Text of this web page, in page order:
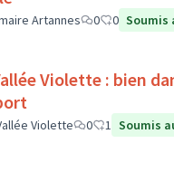
Artannes 0 0 Soumis
: bien dans son corps
Violette 0 1 Soumis